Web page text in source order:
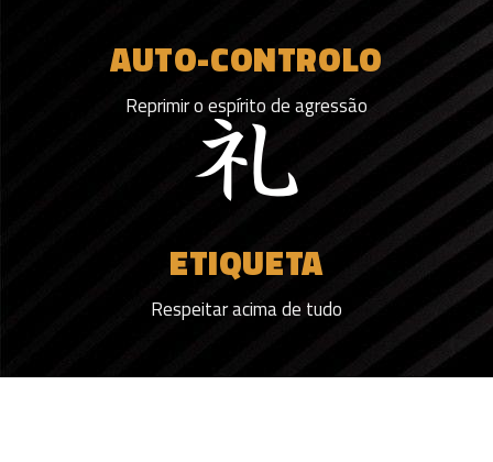
AUTO-CONTROLO
Reprimir o espírito de agressão
ETIQUETA
Respeitar acima de tudo